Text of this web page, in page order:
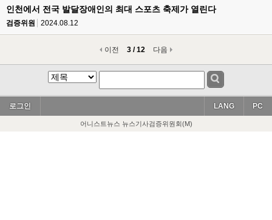
인천에서 전국 발달장애인의 최대 스포츠 축제가 열린다
검증위원 2024.08.12
이전 3 / 12 다음
로그인 PC
LANG
어니스트뉴스 뉴스기사검증위원회(M)